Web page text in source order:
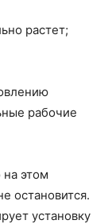
растет;
рабочие
на этом
остановится.
установку